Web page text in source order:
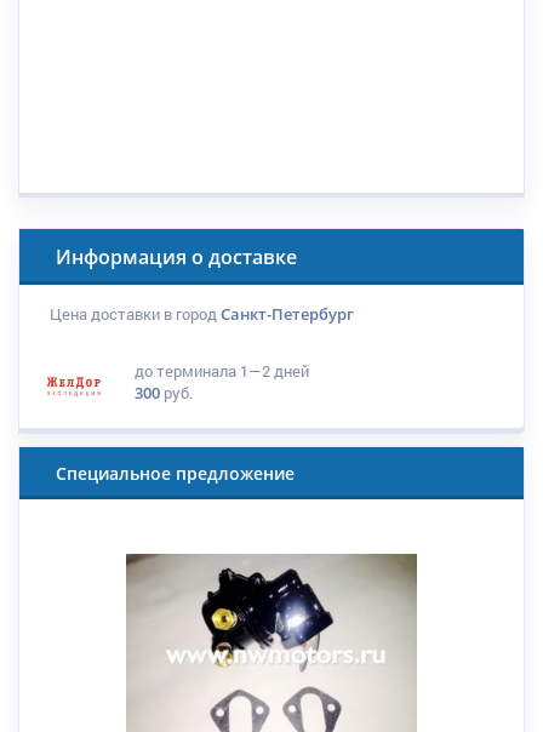
Информация о доставке
Цена доставки в городСанкт-Петербург
до терминала 1—2 дней
300 руб.
Специальное предложение